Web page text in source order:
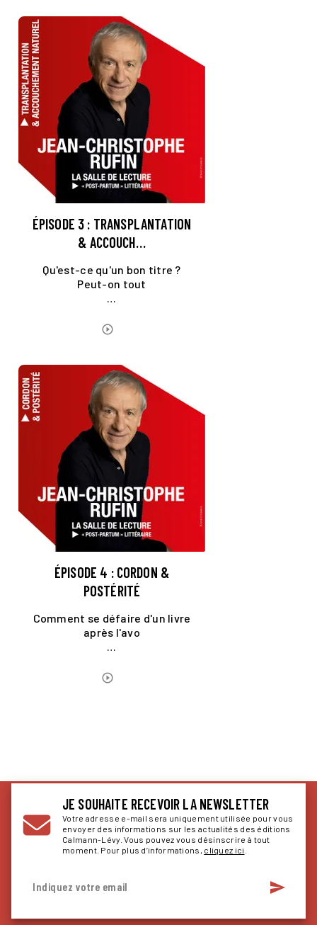
ÉPISODE 3 : TRANSPLANTATION
& ACCOUCH…
Qu'est-ce qu'un bon titre ?
Peut-on tout
…
play_circle_outline
ÉPISODE 4 : CORDON &
POSTÉRITÉ
Comment se défaire d'un livre
après l'avo
…
play_circle_outline
JE SOUHAITE RECEVOIR LA NEWSLETTER
Votre adresse e-mail sera uniquement utilisée pour vous
envoyer des informations sur les actualités des éditions
Calmann-Lévy. Vous pouvez vous désinscrire à tout
moment. Pour plus d’informations, cliquez ici
Indiquez votre email send